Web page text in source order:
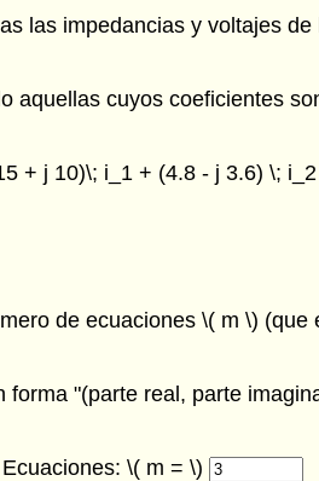
las impedancias y voltajes
aquellas cuyos coeficientes
+ j 10)\; i_1 + (4.8 - j 3.6) \;
de ecuaciones \( m \)
forma "(parte real, parte
\( m = \)